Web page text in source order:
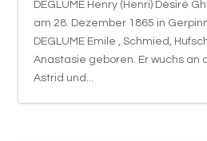
DEGLUME Henry (Henri) Désiré
am 28. Dezember 1865 in
DEGLUME Emile , Schmied,
Anastasie geboren. Er wuchs an
Astrid und...